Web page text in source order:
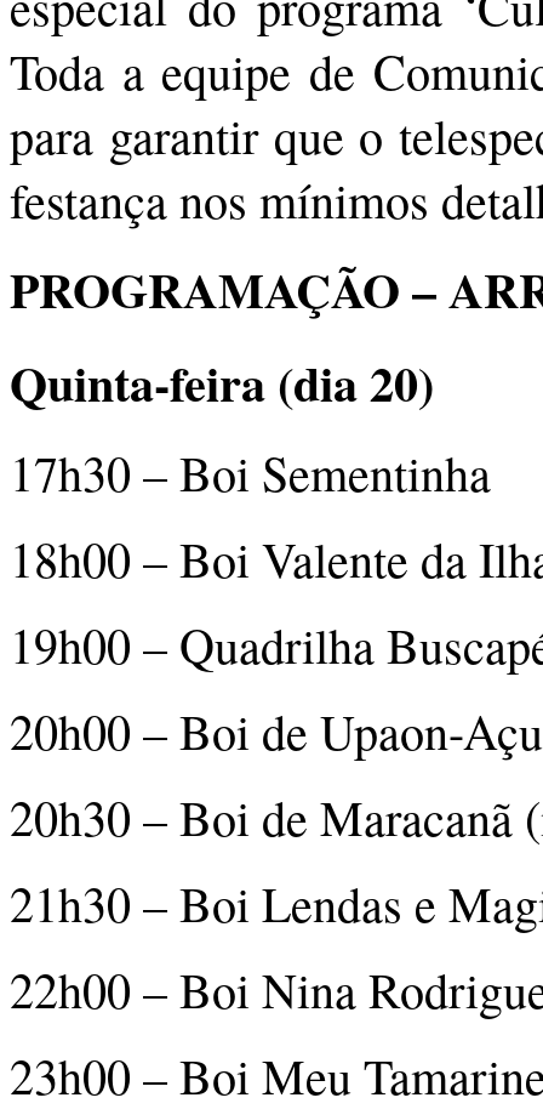
Toda a equipe de
para garantir que o
festança nos mínimos
PROGRAMAÇÃO –
Quinta-feira (dia 20)
17h30 – Boi Sementinha
18h00 – Boi Valente da
19h00 – Quadrilha
20h00 – Boi de Upaon-
20h30 – Boi de Maracanã
21h30 – Boi Lendas e
22h00 – Boi Nina
23h00 – Boi Meu